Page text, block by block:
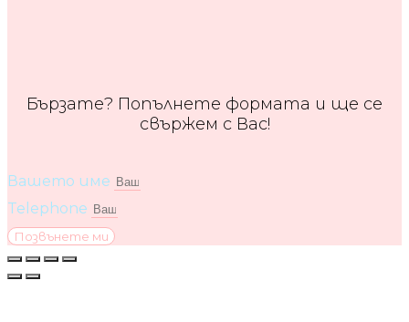
Бързате? Попълнете формата и ще се
свържем с Вас!
Вашето име
Telephone
Позвънете ми